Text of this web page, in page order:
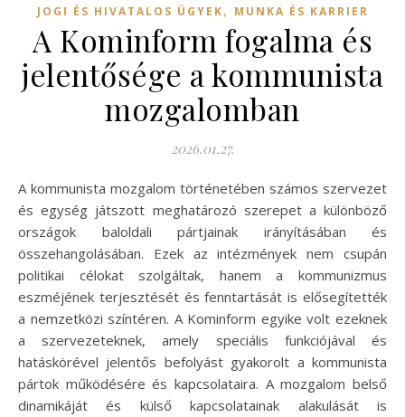
JOGI ÉS HIVATALOS ÜGYEK, MUNKA ÉS KARRIER
A Kominform fogalma és
jelentősége a kommunista
mozgalomban
2026.01.27.
A kommunista mozgalom történetében számos szervezet
és egység játszott meghatározó szerepet a különböző
országok baloldali pártjainak irányításában és
összehangolásában. Ezek az intézmények nem csupán
politikai célokat szolgáltak, hanem a kommunizmus
eszméjének terjesztését és fenntartását is elősegítették
a nemzetközi színtéren. A Kominform egyike volt ezeknek
a szervezeteknek, amely speciális funkciójával és
hatáskörével jelentős befolyást gyakorolt a kommunista
pártok működésére és kapcsolataira. A mozgalom belső
dinamikáját és külső kapcsolatainak alakulását is